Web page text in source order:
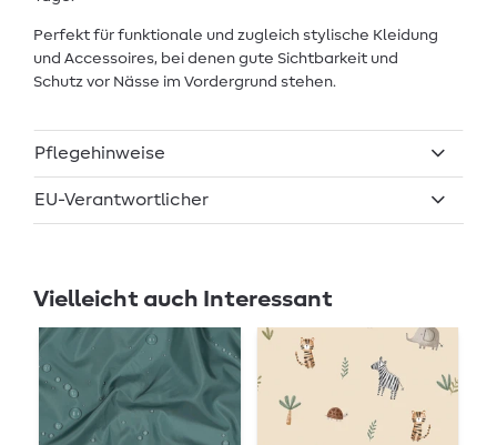
Perfekt für funktionale und zugleich stylische Kleidung
und Accessoires, bei denen gute Sichtbarkeit und
Schutz vor Nässe im Vordergrund stehen.
Pflegehinweise
EU-Verantwortlicher
Vielleicht auch Interessant